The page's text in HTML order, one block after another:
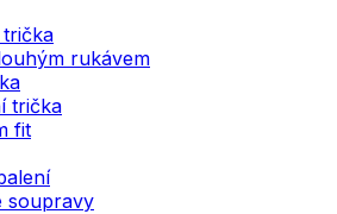
trička
rukávem
trička
fit
soupravy